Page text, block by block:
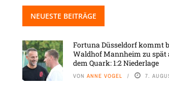
NEUESTE BEITRÄGE
Fortuna Düsseldorf kommt
Waldhof Mannheim zu spät
dem Quark: 1:2 Niederlage
VON ANNE VOGEL 7.